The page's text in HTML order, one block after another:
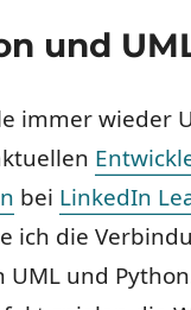
und
immer wieder
bei LinkedIn
ich die
UML und